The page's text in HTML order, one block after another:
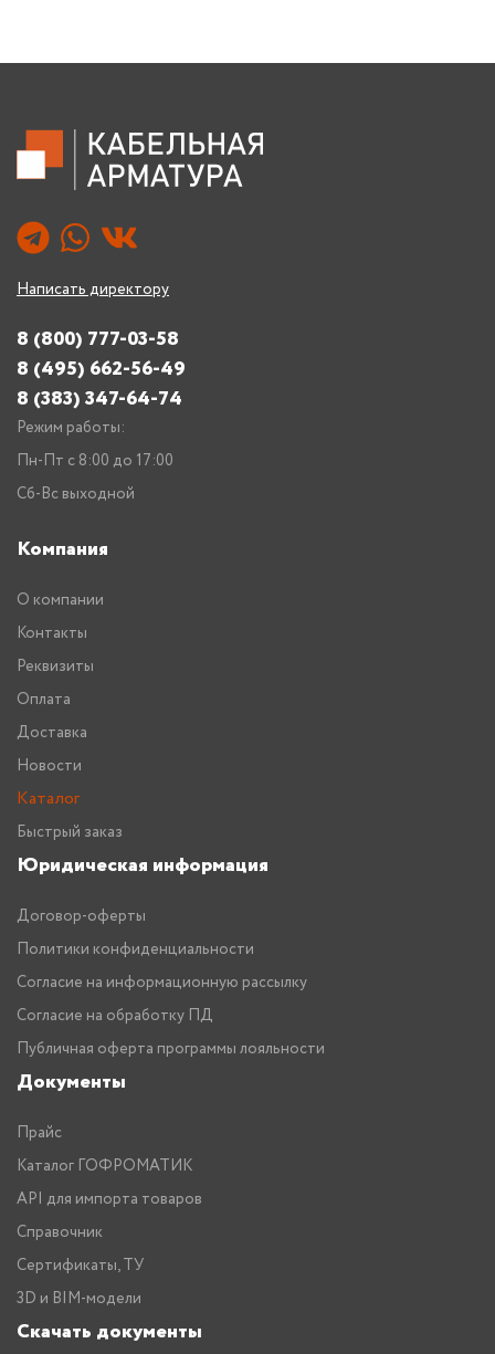
Написать директору
8 (800) 777-03-58
8 (495) 662-56-49
8 (383) 347-64-74
Режим работы:
Пн-Пт с 8:00 до 17:00
Сб-Вс выходной
Компания
О компании
Контакты
Реквизиты
Оплата
Доставка
Новости
Каталог
Быстрый заказ
Юридическая информация
Договор-оферты
Политики конфиденциальности
Согласие на информационную рассылку
Согласие на обработку ПД
Публичная оферта программы лояльности
Документы
Прайс
Каталог ГОФРОМАТИК
API для импорта товаров
Справочник
Сертификаты, ТУ
3D и BIM-модели
Скачать документы